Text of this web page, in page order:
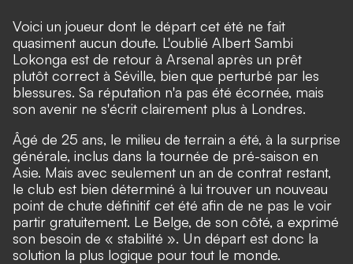
Voici un joueur dont le départ cet été ne fait
quasiment aucun doute. L'oublié Albert Sambi
Lokonga est de retour à Arsenal après un prêt
plutôt correct à Séville, bien que perturbé par les
blessures. Sa réputation n'a pas été écornée, mais
son avenir ne s'écrit clairement plus à Londres.
Âgé de 25 ans, le milieu de terrain a été, à la surprise
générale, inclus dans la tournée de pré-saison en
Asie. Mais avec seulement un an de contrat restant,
le club est bien déterminé à lui trouver un nouveau
point de chute définitif cet été afin de ne pas le voir
partir gratuitement. Le Belge, de son côté, a exprimé
son besoin de « stabilité ». Un départ est donc la
solution la plus logique pour tout le monde.